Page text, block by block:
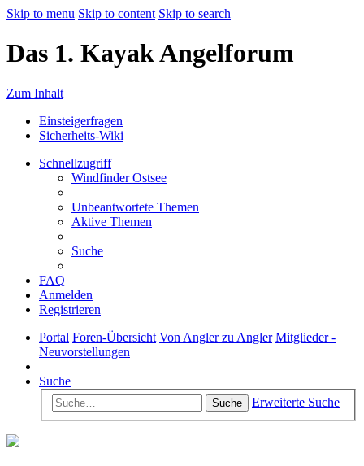
Skip to menu Skip to content Skip to search
Das 1. Kayak Angelforum
Zum Inhalt
Einsteigerfragen
Sicherheits-Wiki
Schnellzugriff
Windfinder Ostsee
Unbeantwortete Themen
Aktive Themen
Suche
FAQ
Anmelden
Registrieren
Portal Foren-Übersicht Von Angler zu Angler Mitglieder -
Neuvorstellungen
Suche
Suche Erweiterte Suche